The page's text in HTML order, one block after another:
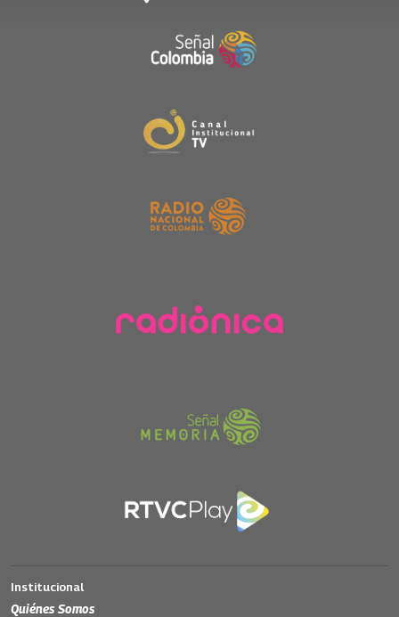
Institucional
Quiénes Somos